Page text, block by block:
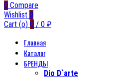
0 Compare
Wishlist 0
Cart (o) 0 / 0 ₽
Главная
Каталог
БРЕНДЫ
Dio D`arte